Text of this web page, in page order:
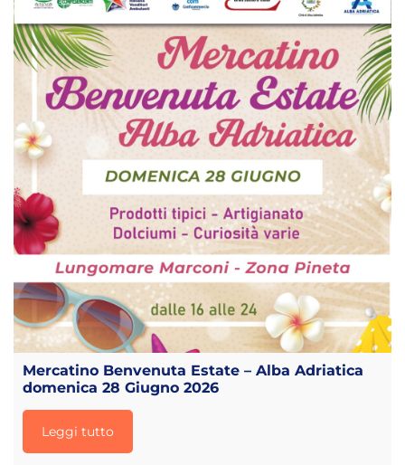
Mercatino Benvenuta Estate – Alba Adriatica
domenica 28 Giugno 2026
Leggi tutto